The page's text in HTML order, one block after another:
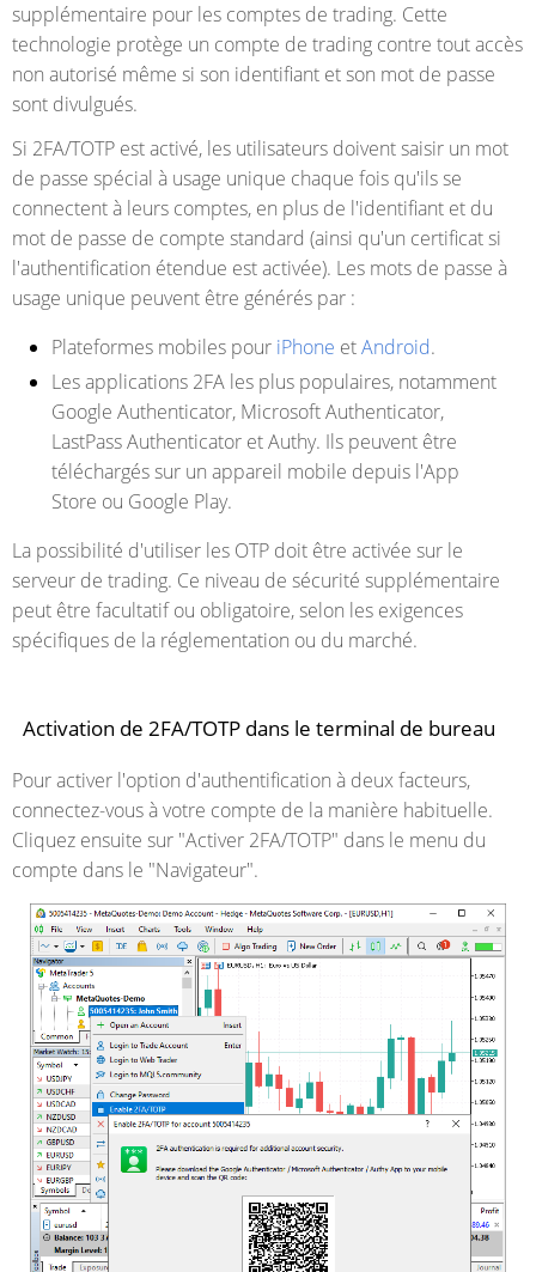
supplémentaire pour les comptes de trading. Cette
technologie protège un compte de trading contre tout accès
non autorisé même si son identifiant et son mot de passe
sont divulgués.
Si 2FA/TOTP est activé, les utilisateurs doivent saisir un mot
de passe spécial à usage unique chaque fois qu'ils se
connectent à leurs comptes, en plus de l'identifiant et du
mot de passe de compte standard (ainsi qu'un certificat si
l'authentification étendue est activée). Les mots de passe à
usage unique peuvent être générés par :
Plateformes mobiles pour iPhone etAndroid.
Les applications 2FA les plus populaires, notamment
Google Authenticator, Microsoft Authenticator,
LastPass Authenticator et Authy. Ils peuvent être
téléchargés sur un appareil mobile depuis l'App
Store ou Google Play.
La possibilité d'utiliser les OTP doit être activée sur le
serveur de trading. Ce niveau de sécurité supplémentaire
peut être facultatif ou obligatoire, selon les exigences
spécifiques de la réglementation ou du marché.
Activation de 2FA/TOTP dans le terminal de bureau
Pour activer l'option d'authentification à deux facteurs,
connectez-vous à votre compte de la manière habituelle.
Cliquez ensuite sur "Activer 2FA/TOTP" dans le menu du
compte dans le "Navigateur".